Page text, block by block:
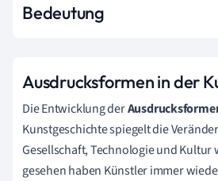
Bedeutung
Ausdrucksformen in der
Die Entwicklung der
Kunstgeschichte spiegelt die
Gesellschaft, Technologie und Kultur
gesehen haben Künstler immer